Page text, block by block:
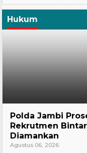
Hukum
Polda Jambi
Rekrutmen
Diamankan
Agustus 06, 2026